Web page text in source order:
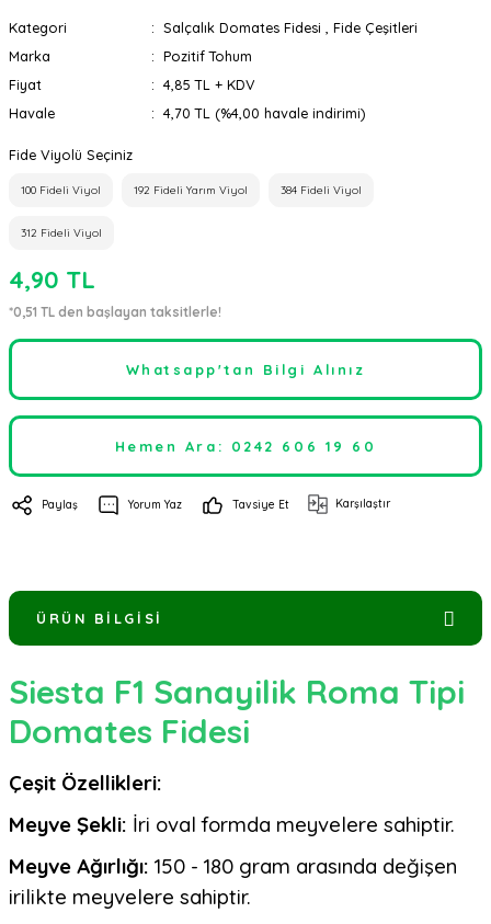
Kategori Salçalık Domates Fidesi
Fide Çeşitleri
Marka
Pozitif Tohum
Fiyat
4,85 TL + KDV
Havale
4,70 TL (%4,00 havale indirimi)
Fide Viyolü Seçiniz
100 Fideli Viyol 192 Fideli Yarım Viyol 384 Fideli Viyol
312 Fideli Viyol
4,90 TL
*0,51 TL den başlayan taksitlerle!
Whatsapp'tan Bilgi Alınız
Hemen Ara: 0242 606 19 60
Paylaş Yorum Yaz Tavsiye Et Karşılaştır
ÜRÜN BILGISI
Siesta F1 Sanayilik Roma Tipi
Domates Fidesi
Çeşit Özellikleri:
Meyve Şekli: İri oval formda meyvelere sahiptir.
Meyve Ağırlığı: 150 - 180 gram arasında değişen
irilikte meyvelere sahiptir.